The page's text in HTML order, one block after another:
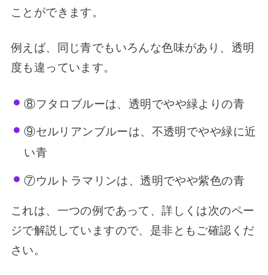
ことができます。
例えば、同じ青でもいろんな色味があり、透明
度も違っています。
⑧フタロブルーは、 透明でやや緑よりの青
⑨セルリアンブルーは、不透明でやや緑に近
い青
⑦ウルトラマリンは、透明でやや紫色の青
これは、一つの例であって、詳しくは次のペー
ジで解説していますので、是非ともご確認くだ
さい。